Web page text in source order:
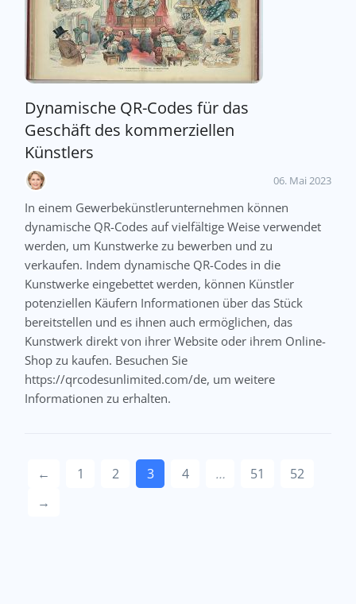
Dynamische QR-Codes für das
Geschäft des kommerziellen
Künstlers
06. Mai 2023
In einem Gewerbekünstlerunternehmen können
dynamische QR-Codes auf vielfältige Weise verwendet
werden, um Kunstwerke zu bewerben und zu
verkaufen. Indem dynamische QR-Codes in die
Kunstwerke eingebettet werden, können Künstler
potenziellen Käufern Informationen über das Stück
bereitstellen und es ihnen auch ermöglichen, das
Kunstwerk direkt von ihrer Website oder ihrem Online-
Shop zu kaufen. Besuchen Sie
https://qrcodesunlimited.com/de, um weitere
Informationen zu erhalten.
← 1 2 3 4 … 51
52
→